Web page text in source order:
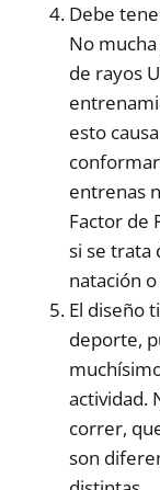
Debe
No
de rayos
esto
entrenas
Factor de
si se trata
natación
El diseño
deporte,
actividad.
correr,
son